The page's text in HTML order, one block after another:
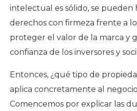
intelectual es sólido, se pueden
derechos con firmeza frente a
proteger el valor de la marca y
confianza de los inversores y
Entonces, ¿qué tipo de
aplica concretamente al
Comencemos por explicar las